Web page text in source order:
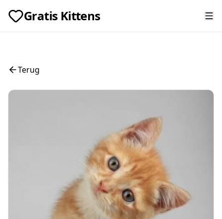
Gratis Kittens
Terug